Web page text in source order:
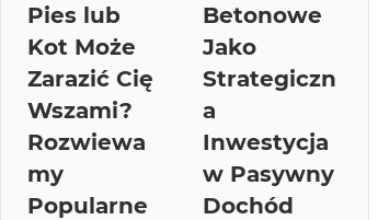
Pies lub
Kot Może
Zarazić Cię
Wszami?
Rozwiewa
my
Popularne
Betonowe
Jako
Strategiczn
a
Inwestycja
w Pasywny
Dochód